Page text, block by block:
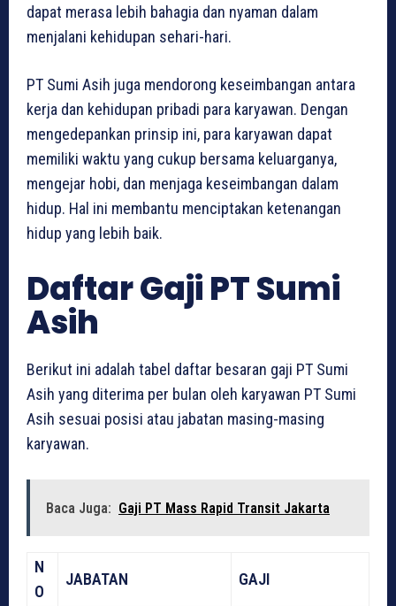
dapat merasa lebih bahagia dan nyaman dalam
menjalani kehidupan sehari-hari.
PT Sumi Asih juga mendorong keseimbangan antara
kerja dan kehidupan pribadi para karyawan. Dengan
mengedepankan prinsip ini, para karyawan dapat
memiliki waktu yang cukup bersama keluarganya,
mengejar hobi, dan menjaga keseimbangan dalam
hidup. Hal ini membantu menciptakan ketenangan
hidup yang lebih baik.
Daftar Gaji PT Sumi
Asih
Berikut ini adalah tabel daftar besaran gaji PT Sumi
Asih yang diterima per bulan oleh karyawan PT Sumi
Asih sesuai posisi atau jabatan masing-masing
karyawan.
Baca Juga: Gaji PT Mass Rapid Transit Jakarta
N
O
JABATAN GAJI